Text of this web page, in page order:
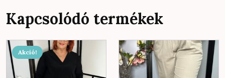
Kapcsolódó termékek
Akció!